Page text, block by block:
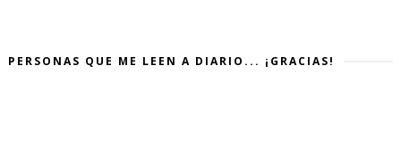
PERSONAS QUE ME LEEN A DIARIO... ¡GRACIAS!